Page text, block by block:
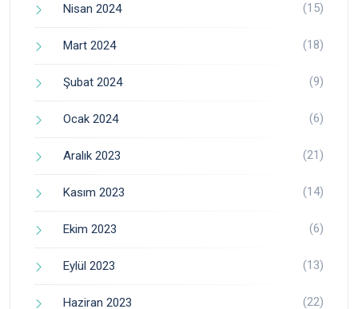
Nisan 2024 (15)
Mart 2024 (18)
Şubat 2024 (9)
Ocak 2024 (6)
Aralık 2023 (21)
Kasım 2023 (14)
Ekim 2023 (6)
Eylül 2023 (13)
Haziran 2023 (22)